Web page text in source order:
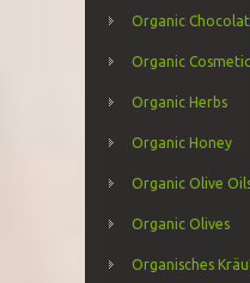
Organic
Organic
Organic Herbs
Organic Honey
Organic Olive
Organic Olives
Organisches